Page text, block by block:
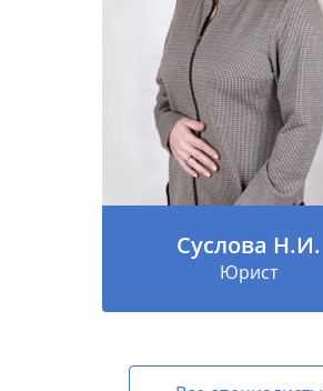
Суслова Н.И.
Юрист